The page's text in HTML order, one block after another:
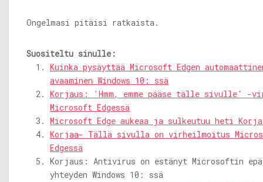
Ongelmasi pitäisi ratkaista.
Suositeltu sinulle:
Kuinka pysäyttää Microsoft Edgen
avaaminen Windows 10: ssä
Korjaus: 'Hmm, emme pääse tälle sivulle' -
Microsoft Edgessä
Microsoft Edge aukeaa ja sulkeutuu heti
Korjaa- Tällä sivulla on virheilmoitus
Edgessä
Korjaus: Antivirus on estänyt Microsoftin
yhteyden Windows 10: ssä